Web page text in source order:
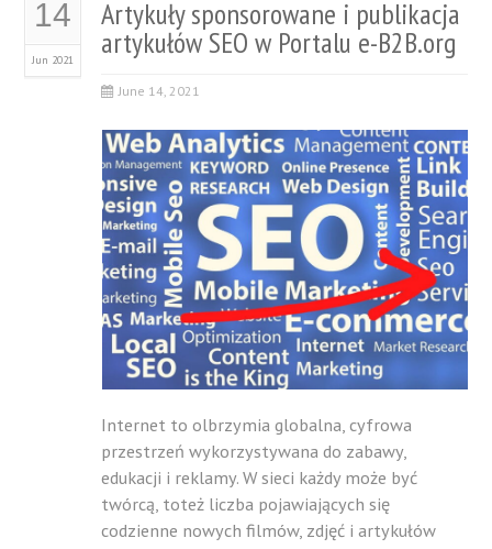
14
Jun 2021
Artykuły sponsorowane i publikacja
artykułów SEO w Portalu e-B2B.org
June 14, 2021
Internet to olbrzymia globalna, cyfrowa
przestrzeń wykorzystywana do zabawy,
edukacji i reklamy. W sieci każdy może być
twórcą, toteż liczba pojawiających się
codzienne nowych filmów, zdjęć i artykułów